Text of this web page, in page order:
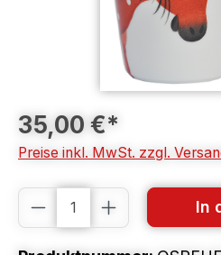
35,00 €*
Preise inkl. MwSt. zzgl.
Produkt Anzahl:In